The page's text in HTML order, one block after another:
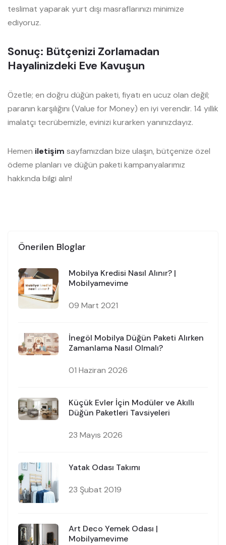
teslimat yaparak yurt dışı masraflarınızı minimize
ediyoruz.
Sonuç: Bütçenizi Zorlamadan
Hayalinizdeki Eve Kavuşun
Özetle; en doğru düğün paketi, fiyatı en ucuz olan değil;
paranın karşılığını (Value for Money) en iyi verendir. 14 yıllık
imalatçı tecrübemizle, evinizi kurarken yanınızdayız.
Hemen iletişim sayfamızdan bize ulaşın, bütçenize özel
ödeme planları ve düğün paketi kampanyalarımız
hakkında bilgi alın!
Önerilen Bloglar
Mobilya Kredisi Nasıl Alınır? |
Mobilyamevime
09 Mart 2021
İnegöl Mobilya Düğün Paketi Alırken
Zamanlama Nasıl Olmalı?
01 Haziran 2026
Küçük Evler İçin Modüler ve Akıllı
Düğün Paketleri Tavsiyeleri
23 Mayıs 2026
Yatak Odası Takımı
23 Şubat 2019
Art Deco Yemek Odası |
Mobilyamevime